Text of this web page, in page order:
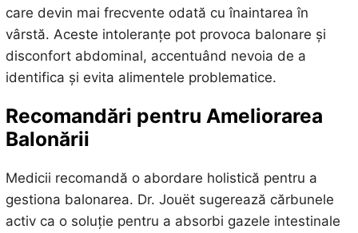
care devin mai frecvente odată cu înaintarea în
vârstă. Aceste intoleranțe pot provoca balonare și
disconfort abdominal, accentuând nevoia de a
identifica și evita alimentele problematice.
Recomandări pentru Ameliorarea
Balonării
Medicii recomandă o abordare holistică pentru a
gestiona balonarea. Dr. Jouët sugerează cărbunele
activ ca o soluție pentru a absorbi gazele intestinale